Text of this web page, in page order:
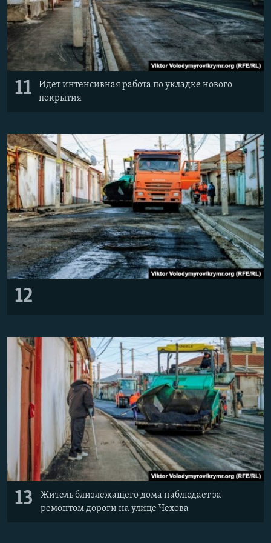
11
Идет интенсивная работа по укладке нового
покрытия
12
13
Житель близлежащего дома наблюдает за
ремонтом дороги на улице Чехова